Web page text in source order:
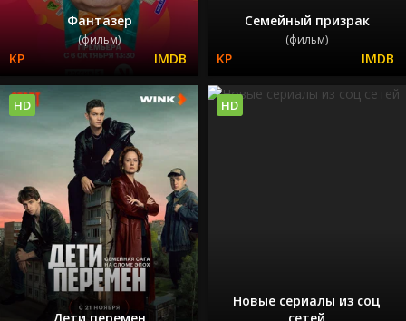
Фантазер
(фильм)
Семейный призрак
(фильм)
HD
Новые сериалы из соц
HD